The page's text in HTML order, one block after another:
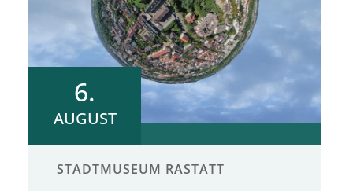
6.
AUGUST
STADTMUSEUM RASTATT